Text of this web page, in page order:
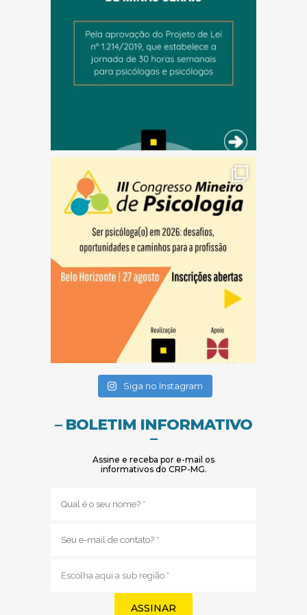
Siga no Instagram
– BOLETIM INFORMATIVO
–
Assine e receba por e-mail os
informativos do CRP-MG.
mail
região